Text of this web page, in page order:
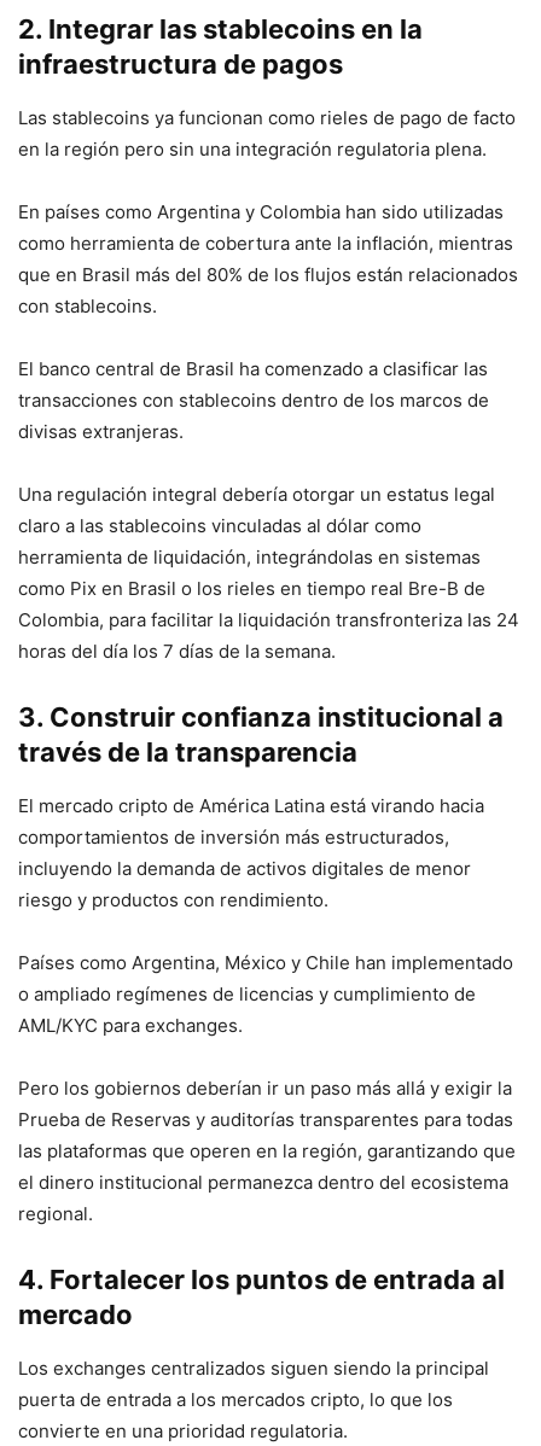
2. Integrar las stablecoins en la
infraestructura de pagos
Las stablecoins ya funcionan como rieles de pago de facto
en la región pero sin una integración regulatoria plena.
En países como Argentina y Colombia han sido utilizadas
como herramienta de cobertura ante la inflación, mientras
que en Brasil más del 80% de los flujos están relacionados
con stablecoins.
El banco central de Brasil ha comenzado a clasificar las
transacciones con stablecoins dentro de los marcos de
divisas extranjeras.
Una regulación integral debería otorgar un estatus legal
claro a las stablecoins vinculadas al dólar como
herramienta de liquidación, integrándolas en sistemas
como Pix en Brasil o los rieles en tiempo real Bre-B de
Colombia, para facilitar la liquidación transfronteriza las 24
horas del día los 7 días de la semana.
3. Construir confianza institucional a
través de la transparencia
El mercado cripto de América Latina está virando hacia
comportamientos de inversión más estructurados,
incluyendo la demanda de activos digitales de menor
riesgo y productos con rendimiento.
Países como Argentina, México y Chile han implementado
o ampliado regímenes de licencias y cumplimiento de
AML/KYC para exchanges.
Pero los gobiernos deberían ir un paso más allá y exigir la
Prueba de Reservas y auditorías transparentes para todas
las plataformas que operen en la región, garantizando que
el dinero institucional permanezca dentro del ecosistema
regional.
4. Fortalecer los puntos de entrada al
mercado
Los exchanges centralizados siguen siendo la principal
puerta de entrada a los mercados cripto, lo que los
convierte en una prioridad regulatoria.